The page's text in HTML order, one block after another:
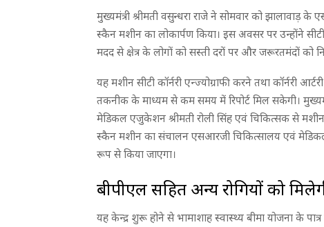
मुख्यमंत्री श्रीमती वसुन्धरा राजे ने सोमवार को
स्कैन मशीन का लोकार्पण किया। इस अवसर पर उन्होंने
मदद से क्षेत्र के लोगों को सस्ती दरों पर और जरूरतमंदों को
यह मशीन सीटी कॉर्नरी एन्ज्योग्राफी करने तथा कॉर्नरी
तकनीक के माध्यम से कम समय में रिपोर्ट मिल सकेगी।
मेडिकल एजुकेशन श्रीमती रोली सिंह एवं चिकित्सक से
स्कैन मशीन का संचालन एसआरजी चिकित्सालय एवं
रूप से किया जाएगा।
बीपीएल सहित अन्य रोगियों को
यह केन्द्र शुरू होने से भामाशाह स्वास्थ्य बीमा योजना के